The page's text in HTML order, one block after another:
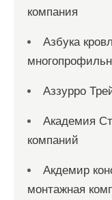
компания
Азбука
Аззурро
Академия
компаний
Акдемир
монтажная